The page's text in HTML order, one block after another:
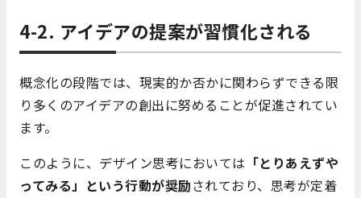
4-2. アイデアの提案が習慣化される
概念化の段階では、現実的か否かに関わらずできる限
り多くのアイデアの創出に努めることが促進されてい
ます。
このように、デザイン思考においては 「とりあえずや
ってみる」という行動が奨励されており、思考が定着